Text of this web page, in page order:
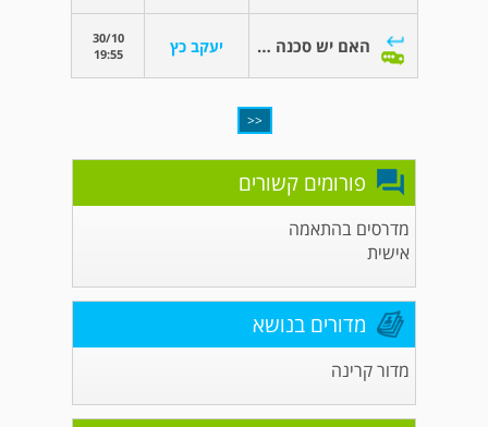
האם יש סכנה לגור ליד אנטנה סלולרית? יעקב כץ
30/10
19:55
<<
פורומים קשורים
מדרסים בהתאמה
אישית
מדורים בנושא
מדור קרינה